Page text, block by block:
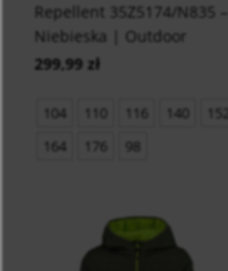
Repellent 35Z5174/N835 –
Niebieska | Outdoor
299,99 zł
104 110 116 140
152
164
176 98